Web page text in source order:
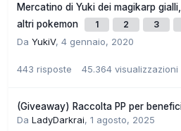
Mercatino di Yuki dei magikarp
altri pokemon
1 2 3
Da YukiV, 4 gennaio, 2020
443 risposte 45.364 visualizzazioni
(Giveaway) Raccolta PP per
Da LadyDarkrai, 1 agosto, 2025